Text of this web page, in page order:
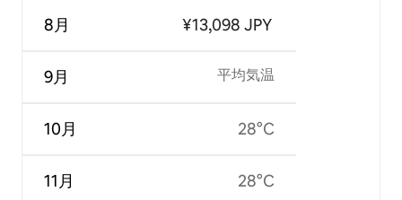
8月
9月
10月
11月
¥13,098 JPY
平均気温
28°C
28°C